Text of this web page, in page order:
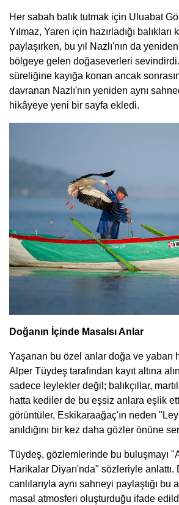
Her sabah balık tutmak için Uluabat
Yılmaz, Yaren için hazırladığı balıkları
paylaşırken, bu yıl Nazlı'nın da
bölgeye gelen doğaseverleri sevindirdi.
süreliğine kayığa konan ancak
davranan Nazlı'nın yeniden aynı
hikâyeye yeni bir sayfa ekledi.
Doğanın İçinde Masalsı Anlar
Yaşanan bu özel anlar doğa ve yaban
Alper Tüydeş tarafından kayıt altına
sadece leylekler değil; balıkçıllar,
hatta kediler de bu eşsiz anlara eşlik
görüntüler, Eskikaraağaç'ın neden
anıldığını bir kez daha gözler önüne
Tüydeş, gözlemlerinde bu buluşmayı
Harikalar Diyarı'nda" sözleriyle anlattı.
canlılarıyla aynı sahneyi paylaştığı bu
masal atmosferi oluşturduğu ifade